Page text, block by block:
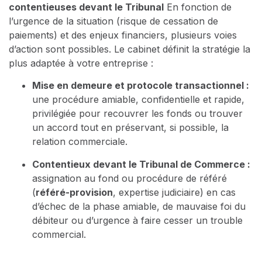
contentieuses devant le Tribunal En fonction de
l’urgence de la situation (risque de cessation de
paiements) et des enjeux financiers, plusieurs voies
d’action sont possibles. Le cabinet définit la stratégie la
plus adaptée à votre entreprise :
Mise en demeure et protocole transactionnel :
une procédure amiable, confidentielle et rapide,
privilégiée pour recouvrer les fonds ou trouver
un accord tout en préservant, si possible, la
relation commerciale.
Contentieux devant le Tribunal de Commerce :
assignation au fond ou procédure de référé
(référé-provision, expertise judiciaire) en cas
d’échec de la phase amiable, de mauvaise foi du
débiteur ou d’urgence à faire cesser un trouble
commercial.